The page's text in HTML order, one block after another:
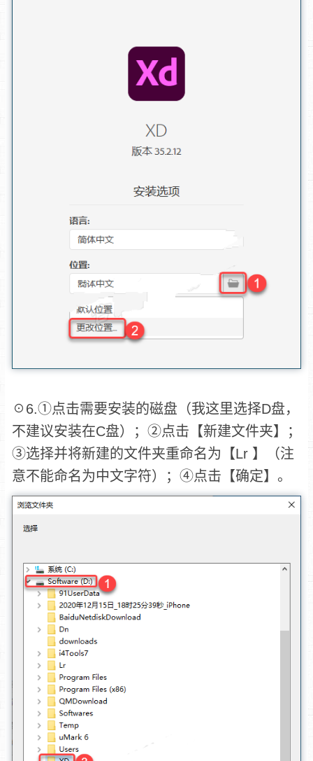
☉6.①点击需要安装的磁盘（我这里选择D盘，
不建议安装在C盘）；②点击【新建文件夹】；
③选择并将新建的文件夹重命名为【Lr 】（注
意不能命名为中文字符）；④点击【确定】。